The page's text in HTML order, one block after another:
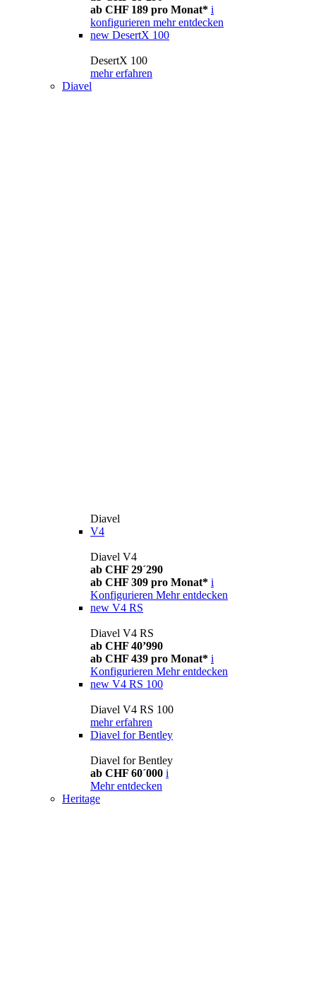
ab CHF 189 pro Monat* i
konfigurieren mehr entdecken
new DesertX 100
DesertX 100
mehr erfahren
Diavel
Diavel
V4
Diavel V4
ab CHF 29´290
ab CHF 309 pro Monat* i
Konfigurieren Mehr entdecken
new V4 RS
Diavel V4 RS
ab CHF 40’990
ab CHF 439 pro Monat* i
Konfigurieren Mehr entdecken
new V4 RS 100
Diavel V4 RS 100
mehr erfahren
Diavel for Bentley
Diavel for Bentley
ab CHF 60´000 i
Mehr entdecken
Heritage